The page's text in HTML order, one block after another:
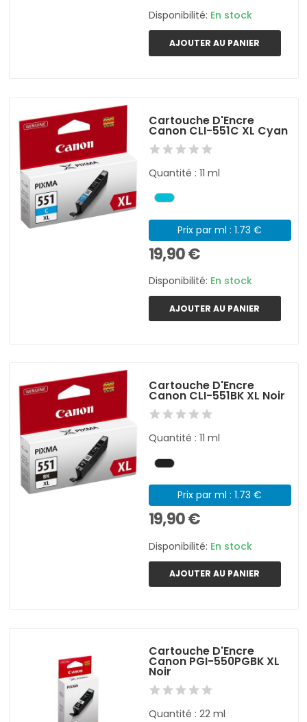
Disponibilité: En stock
AJOUTER AU PANIER
Cartouche D'Encre
Canon CLI-551C XL Cyan
Quantité : 11 ml
Prix par ml : 1.73 €
19,90 €
Disponibilité: En stock
AJOUTER AU PANIER
Cartouche D'Encre
Canon CLI-551BK XL Noir
Quantité : 11 ml
Prix par ml : 1.73 €
19,90 €
Disponibilité: En stock
AJOUTER AU PANIER
Cartouche D'Encre
Canon PGI-550PGBK XL
Noir
Quantité : 22 ml